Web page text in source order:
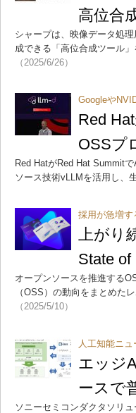
高位合
シャープは、映像データ処
成できる「高位合成ツール
（2025/6/26）
Googleや
Red
OSSプ
Red HatがRed Hat Summit
ソース技術vLLMを活用し、
採用が急増す
上が
State
オープンソースを推進する
（OSS）の動向をまとめた
（2025/5/10）
人工知能ニュ
エッジ
ースで
ソニーセミコンダクタソリ